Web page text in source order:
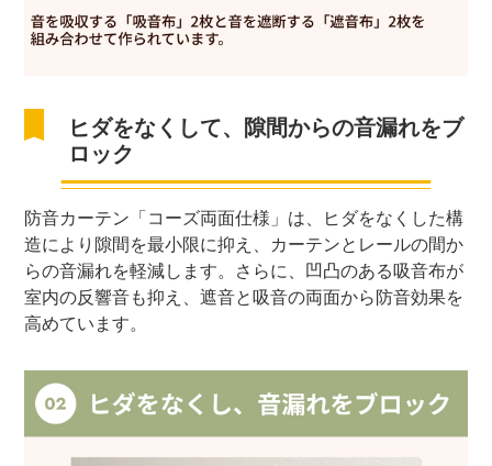
ヒダをなくして、隙間からの音漏れをブ
ロック
防音カーテン「コーズ両面仕様」は、ヒダをなくした構
造により隙間を最小限に抑え、カーテンとレールの間か
らの音漏れを軽減します。さらに、凹凸のある吸音布が
室内の反響音も抑え、遮音と吸音の両面から防音効果を
高めています。